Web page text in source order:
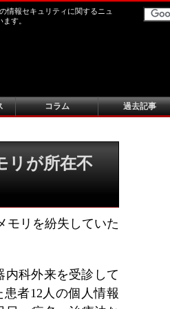
情報セキュリティに関するニュ
す。
コラム 過去記事
リが所在不
モリを紛失していた
内科外来を受診して
者12人の個人情報